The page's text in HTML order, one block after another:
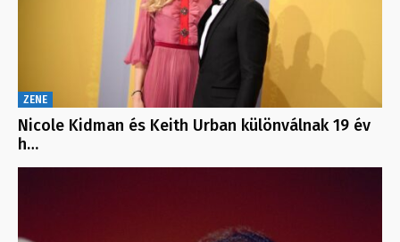
ZENE
Nicole Kidman és Keith Urban különválnak 19 év
h…